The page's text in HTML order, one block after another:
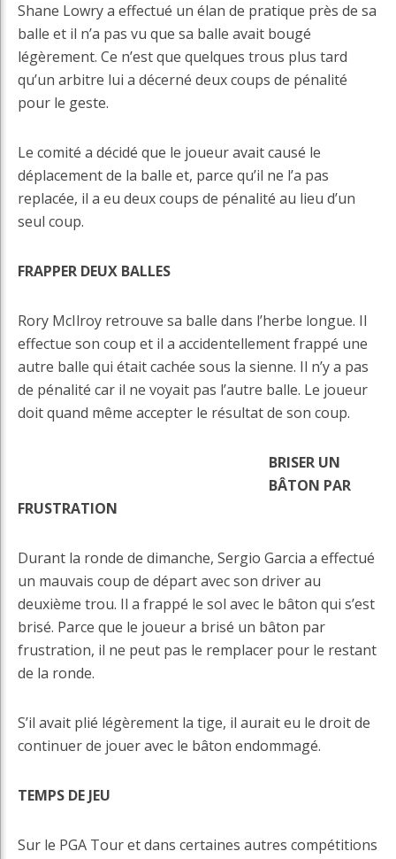
Shane Lowry a effectué un élan de pratique près de sa
balle et il n’a pas vu que sa balle avait bougé
légèrement. Ce n’est que quelques trous plus tard
qu’un arbitre lui a décerné deux coups de pénalité
pour le geste.
Le comité a décidé que le joueur avait causé le
déplacement de la balle et, parce qu’il ne l’a pas
replacée, il a eu deux coups de pénalité au lieu d’un
seul coup.
FRAPPER DEUX BALLES
Rory McIlroy retrouve sa balle dans l’herbe longue. Il
effectue son coup et il a accidentellement frappé une
autre balle qui était cachée sous la sienne. Il n’y a pas
de pénalité car il ne voyait pas l’autre balle. Le joueur
doit quand même accepter le résultat de son coup.
BRISER UN
BÂTON PAR
FRUSTRATION
Durant la ronde de dimanche, Sergio Garcia a effectué
un mauvais coup de départ avec son driver au
deuxième trou. Il a frappé le sol avec le bâton qui s’est
brisé. Parce que le joueur a brisé un bâton par
frustration, il ne peut pas le remplacer pour le restant
de la ronde.
S’il avait plié légèrement la tige, il aurait eu le droit de
continuer de jouer avec le bâton endommagé.
TEMPS DE JEU
Sur le PGA Tour et dans certaines autres compétitions